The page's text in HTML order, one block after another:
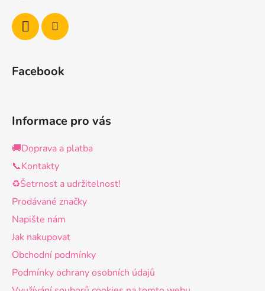
Facebook
Informace pro vás
🚚Doprava a platba
📞Kontakty
♻️Šetrnost a udržitelnost!
Prodávané značky
Napište nám
Jak nakupovat
Obchodní podmínky
Podmínky ochrany osobních údajů